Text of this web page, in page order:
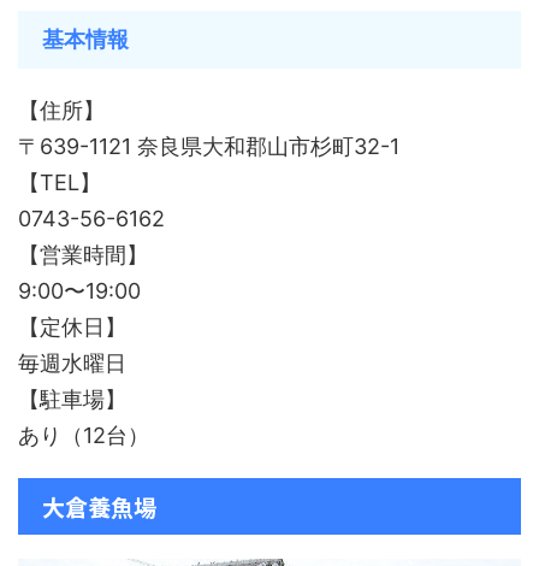
基本情報
【住所】
〒639-1121 奈良県大和郡山市杉町32-1
【TEL】
0743-56-6162
【営業時間】
9:00〜19:00
【定休日】
毎週水曜日
【駐車場】
あり（12台）
大倉養魚場